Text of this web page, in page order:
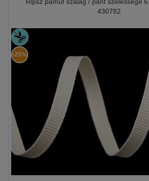
430782
-25%